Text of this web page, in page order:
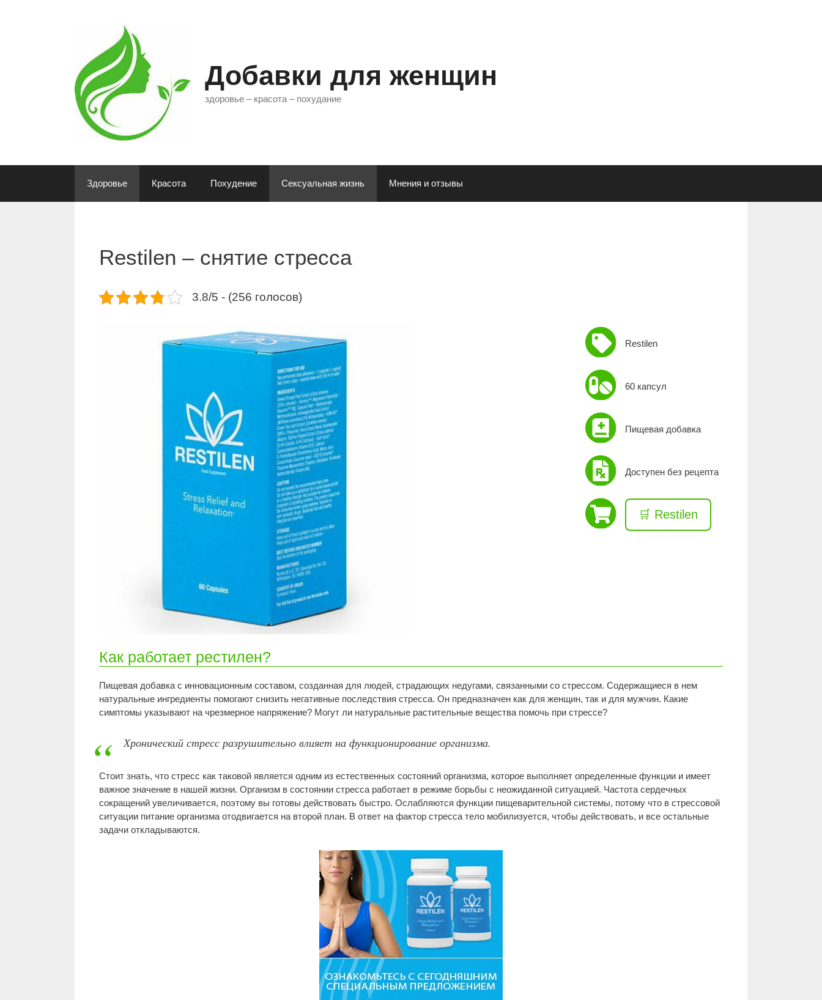
Добавки для женщин
здоровье – красота – похудание
Здоровье Красота Похудение Сексуальная жизнь Мнения и отзывы
Restilen – снятие стресса
3.8/5 - (256 голосов)
Restilen
60 капсул
Пищевая добавка
Доступен без рецепта
🛒 Restilen
Как работает рестилен?
Пищевая добавка с инновационным составом, созданная для людей, страдающих недугами, связанными со стрессом. Содержащиеся в нем
натуральные ингредиенты помогают снизить негативные последствия стресса. Он предназначен как для женщин, так и для мужчин. Какие
симптомы указывают на чрезмерное напряжение? Могут ли натуральные растительные вещества помочь при стрессе?
Хронический стресс разрушительно влияет на функционирование организма.
Стоит знать, что стресс как таковой является одним из естественных состояний организма, которое выполняет определенные функции и имеет
важное значение в нашей жизни. Организм в состоянии стресса работает в режиме борьбы с неожиданной ситуацией. Частота сердечных
сокращений увеличивается, поэтому вы готовы действовать быстро. Ослабляются функции пищеварительной системы, потому что в стрессовой
ситуации питание организма отодвигается на второй план. В ответ на фактор стресса тело мобилизуется, чтобы действовать, и все остальные
задачи откладываются.